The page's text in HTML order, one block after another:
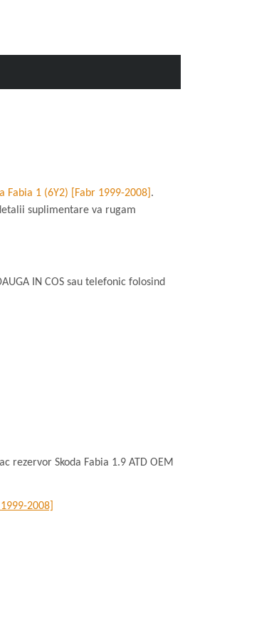
Fabia 1 (6Y2) [Fabr 1999-2008] .
suplimentare va rugam
IN COS sau telefonic folosind
Skoda Fabia 1.9 ATD OEM
2008]